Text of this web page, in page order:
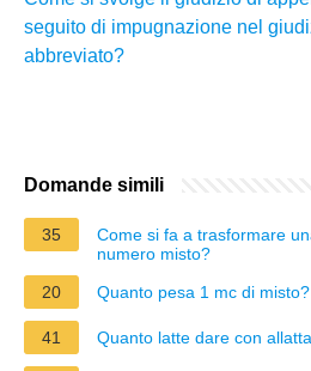
seguito di impugnazione nel
abbreviato?
Domande simili
35
Come si fa a trasformare
numero misto?
20
Quanto pesa 1 mc di misto?
41 Quanto latte dare con